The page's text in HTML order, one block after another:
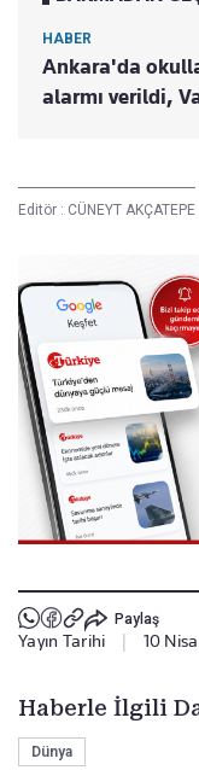
HABER
Ankara'da
alarmı verildi,
Editör : CÜNEYT AKÇATEPE
Paylaş
Yayın Tarihi 10
Haberle İlgili
Dünya